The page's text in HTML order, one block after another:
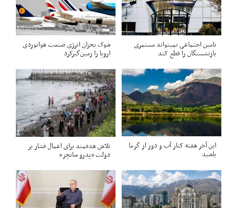
تامین اجتماعی نمیتواند مستمری
بازنشستگان را قطع کند
شوک بحران انرژی صنعت هوانوردی
اروپا را زمین‌گیر‌کرد
این آخر هفته کنار آب و دور از گرما
باشید
تلاش هدفمند برای اعمال فشار بر
دولت «پدرو سانچز»